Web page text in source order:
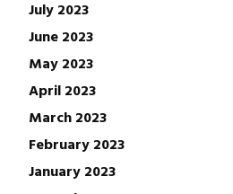
July 2023
June 2023
May 2023
April 2023
March 2023
February 2023
January 2023